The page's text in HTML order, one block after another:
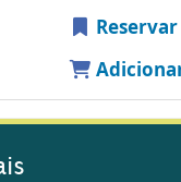
Reservar